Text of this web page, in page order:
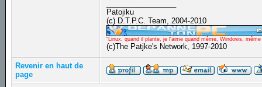
Patojiku
(c) D.T.P.C. Team, 2004-2010
"Linux, quand il plante, je l'aime quand même, Windows,
(c)The Patjke's Network, 1997-2010
Revenir en haut de
page